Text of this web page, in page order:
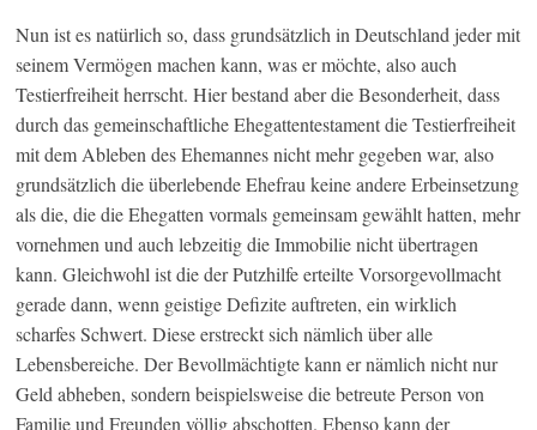
Nun ist es natürlich so, dass grundsätzlich in Deutschland jeder mit
seinem Vermögen machen kann, was er möchte, also auch
Testierfreiheit herrscht. Hier bestand aber die Besonderheit, dass
durch das gemeinschaftliche Ehegattentestament die Testierfreiheit
mit dem Ableben des Ehemannes nicht mehr gegeben war, also
grundsätzlich die überlebende Ehefrau keine andere Erbeinsetzung
als die, die die Ehegatten vormals gemeinsam gewählt hatten, mehr
vornehmen und auch lebzeitig die Immobilie nicht übertragen
kann. Gleichwohl ist die der Putzhilfe erteilte Vorsorgevollmacht
gerade dann, wenn geistige Defizite auftreten, ein wirklich
scharfes Schwert. Diese erstreckt sich nämlich über alle
Lebensbereiche. Der Bevollmächtigte kann er nämlich nicht nur
Geld abheben, sondern beispielsweise die betreute Person von
Familie und Freunden völlig abschotten. Ebenso kann der